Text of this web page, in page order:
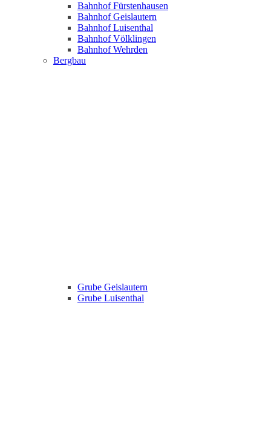
Bahnhof Fürstenhausen
Bahnhof Geislautern
Bahnhof Luisenthal
Bahnhof Völklingen
Bahnhof Wehrden
Bergbau
Grube Geislautern
Grube Luisenthal